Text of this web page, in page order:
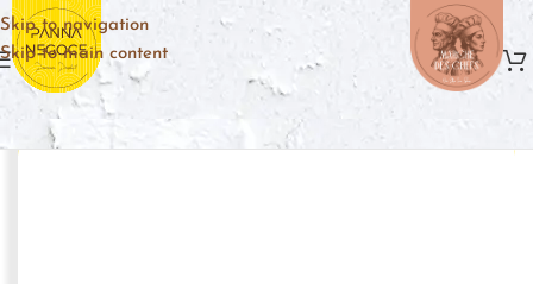
Skip to navigation
Skip to main content